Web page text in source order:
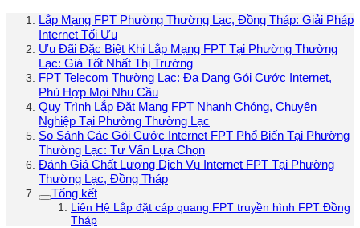
Lắp Mạng FPT Phường Thường Lạc, Đồng Tháp: Giải Pháp
Internet Tối Ưu
Ưu Đãi Đặc Biệt Khi Lắp Mạng FPT Tại Phường Thường
Lạc: Giá Tốt Nhất Thị Trường
FPT Telecom Thường Lạc: Đa Dạng Gói Cước Internet,
Phù Hợp Mọi Nhu Cầu
Quy Trình Lắp Đặt Mạng FPT Nhanh Chóng, Chuyên
Nghiệp Tại Phường Thường Lạc
So Sánh Các Gói Cước Internet FPT Phổ Biến Tại Phường
Thường Lạc: Tư Vấn Lựa Chọn
Đánh Giá Chất Lượng Dịch Vụ Internet FPT Tại Phường
Thường Lạc, Đồng Tháp
Tổng kết
Liên Hệ Lắp đặt cáp quang FPT truyền hình FPT Đồng
Tháp